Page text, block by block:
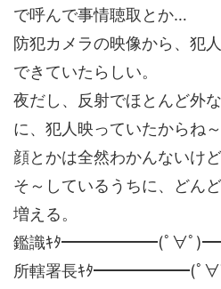
で呼んで事情聴取とか…
防犯カメラの映像から、犯
できていたらしい。
夜だし、反射でほとんど外
に、犯人映っていたからね～
顔とかは全然わかんないけど
そ～しているうちに、どん
増える。
鑑識ｷﾀ━━━━━━(ﾟ∀ﾟ
所轄署長ｷﾀ━━━━━━(ﾟ